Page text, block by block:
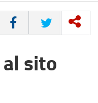
CONDIVIDI
sito